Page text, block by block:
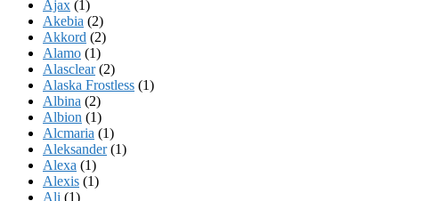
Ajax (1)
Akebia (2)
Akkord (2)
Alamo (1)
Alasclear(2)
Alaska Frostless (1)
Albina (2)
Albion (1)
Alcmaria (1)
Aleksander(1)
Alexa (1)
Alexis (1)
Ali (1)